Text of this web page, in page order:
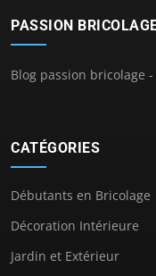
PASSION
Blog passion bricolage
CATÉGORIES
Débutants en Bricolage
Décoration Intérieure
Jardin et Extérieur